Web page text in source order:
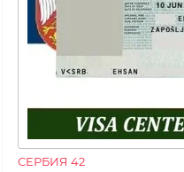
СЕРБИЯ 42